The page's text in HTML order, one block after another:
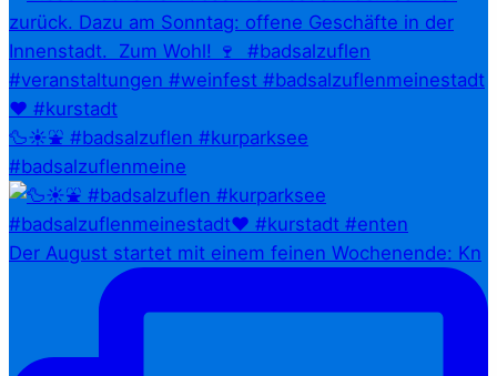
🦆☀️⛲ #badsalzuflen #kurparksee
#badsalzuflenmeine
Der August startet mit einem feinen Wochenende: Kn